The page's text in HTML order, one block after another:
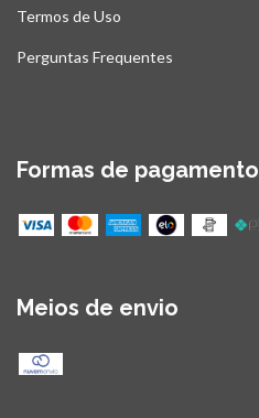
Termos de Uso
Perguntas Frequentes
Formas de pagamento
Meios de envio